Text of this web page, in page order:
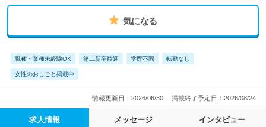
気になる
職種・業種未経験OK 第二新卒歓迎 学歴不問 転勤なし
女性のおしごと掲載中
情報更新日：2026/06/30 掲載終了予定日：2026/08/24
求人情報 メッセージ インタビュー